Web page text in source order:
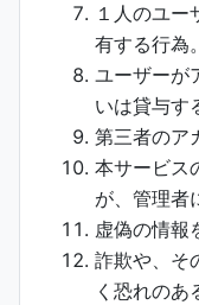
１人のユ
有する行為。
ユーザーが
いは貸与す
第三者のア
本サービス
が、管理者
虚偽の情報
詐欺や、そ
く恐れのあ